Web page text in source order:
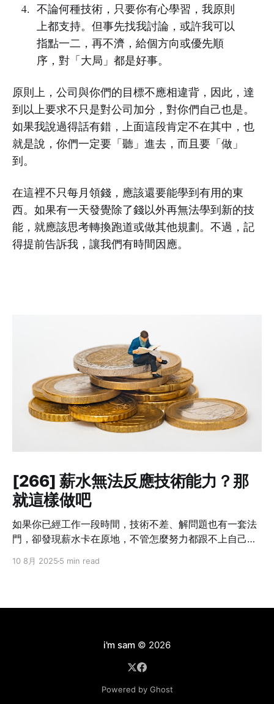
不論何種技術，只要你有心學習，我原則
上都支持。但事先找我討論，或許我可以
指點一二，再不濟，給個方向或優先順
序，對「大局」都是好事。
原則上，公司與你們的目標不應相違背，因此，達
到以上要求不只是對公司加分，對你們自己也是。
如果我說過得話有錯，上面這段肯定不在其中，也
就是說，你們一定要「聽」進去，而且要「做」
到。
在這裡不只每月領錢，應該還要能學到有用的東
西。如果有一天發覺除了錢以外再無法學到新的技
能，就應該思考轉換跑道或做其他規劃。不過，記
得提前告訴我，讓我們有時間因應。
[266] 薪水無法反應技術能力？那
就這樣做吧
如果你已經工作一段時間，技術不差、解問題也有一套法
門，卻發現薪水卡在原地，不管怎麼努力都跟不上自己的
想過：「我現在的貢獻，真的只有這個數字嗎？」但光靠
在的角色，有可見的成果嗎？ 能不能列出三件「有你做比
較順、沒你就出事」的工作內容？比如說：系統穩定性明
10 8月 2025 5 min read
i'm sam © 2026
Powered by Ghost